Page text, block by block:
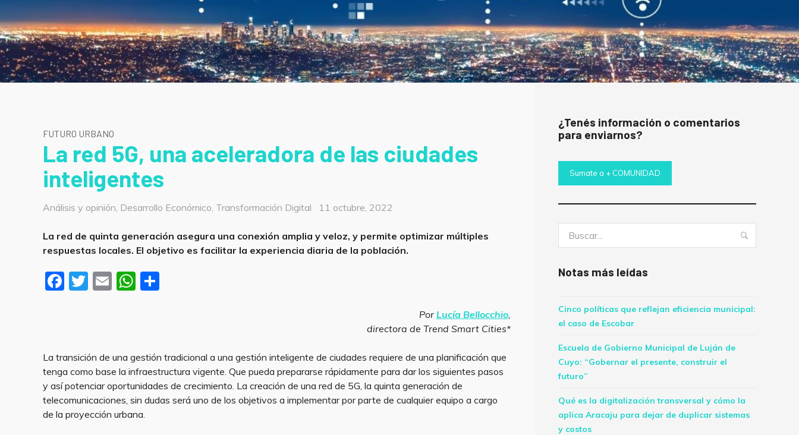
FUTURO URBANO
La red 5G, una aceleradora de las ciudades
inteligentes
Categorías
Análisis y opinión, Desarrollo Económico, Transformación Digital
Posted
11 octubre, 2022
La red de quinta generación asegura una conexión amplia y veloz, y permite optimizar múltiples
respuestas locales. El objetivo es facilitar la experiencia diaria de la población.
F
b
o
o
k
T
r
E
W
A
p
p
Por Lucía Bellocchio,
directora de Trend Smart Cities*
La transición de una gestión tradicional a una gestión inteligente de ciudades requiere de una planificación que
tenga como base la infraestructura vigente. Que pueda prepararse rápidamente para dar los siguientes pasos
y así potenciar oportunidades de crecimiento. La creación de una red de 5G, la quinta generación de
telecomunicaciones, sin dudas será uno de los objetivos a implementar por parte de cualquier equipo a cargo
de la proyección urbana.
¿Tenés información o comentarios
para enviarnos?
Sumate a + COMUNIDAD
Notas más leídas
Cinco políticas que reflejan eficiencia municipal:
el caso de Escobar
Escuela de Gobierno Municipal de Luján de
Cuyo: “Gobernar el presente, construir el
futuro”
Qué es la digitalización transversal y cómo la
aplica Aracaju para dejar de duplicar sistemas
y costos